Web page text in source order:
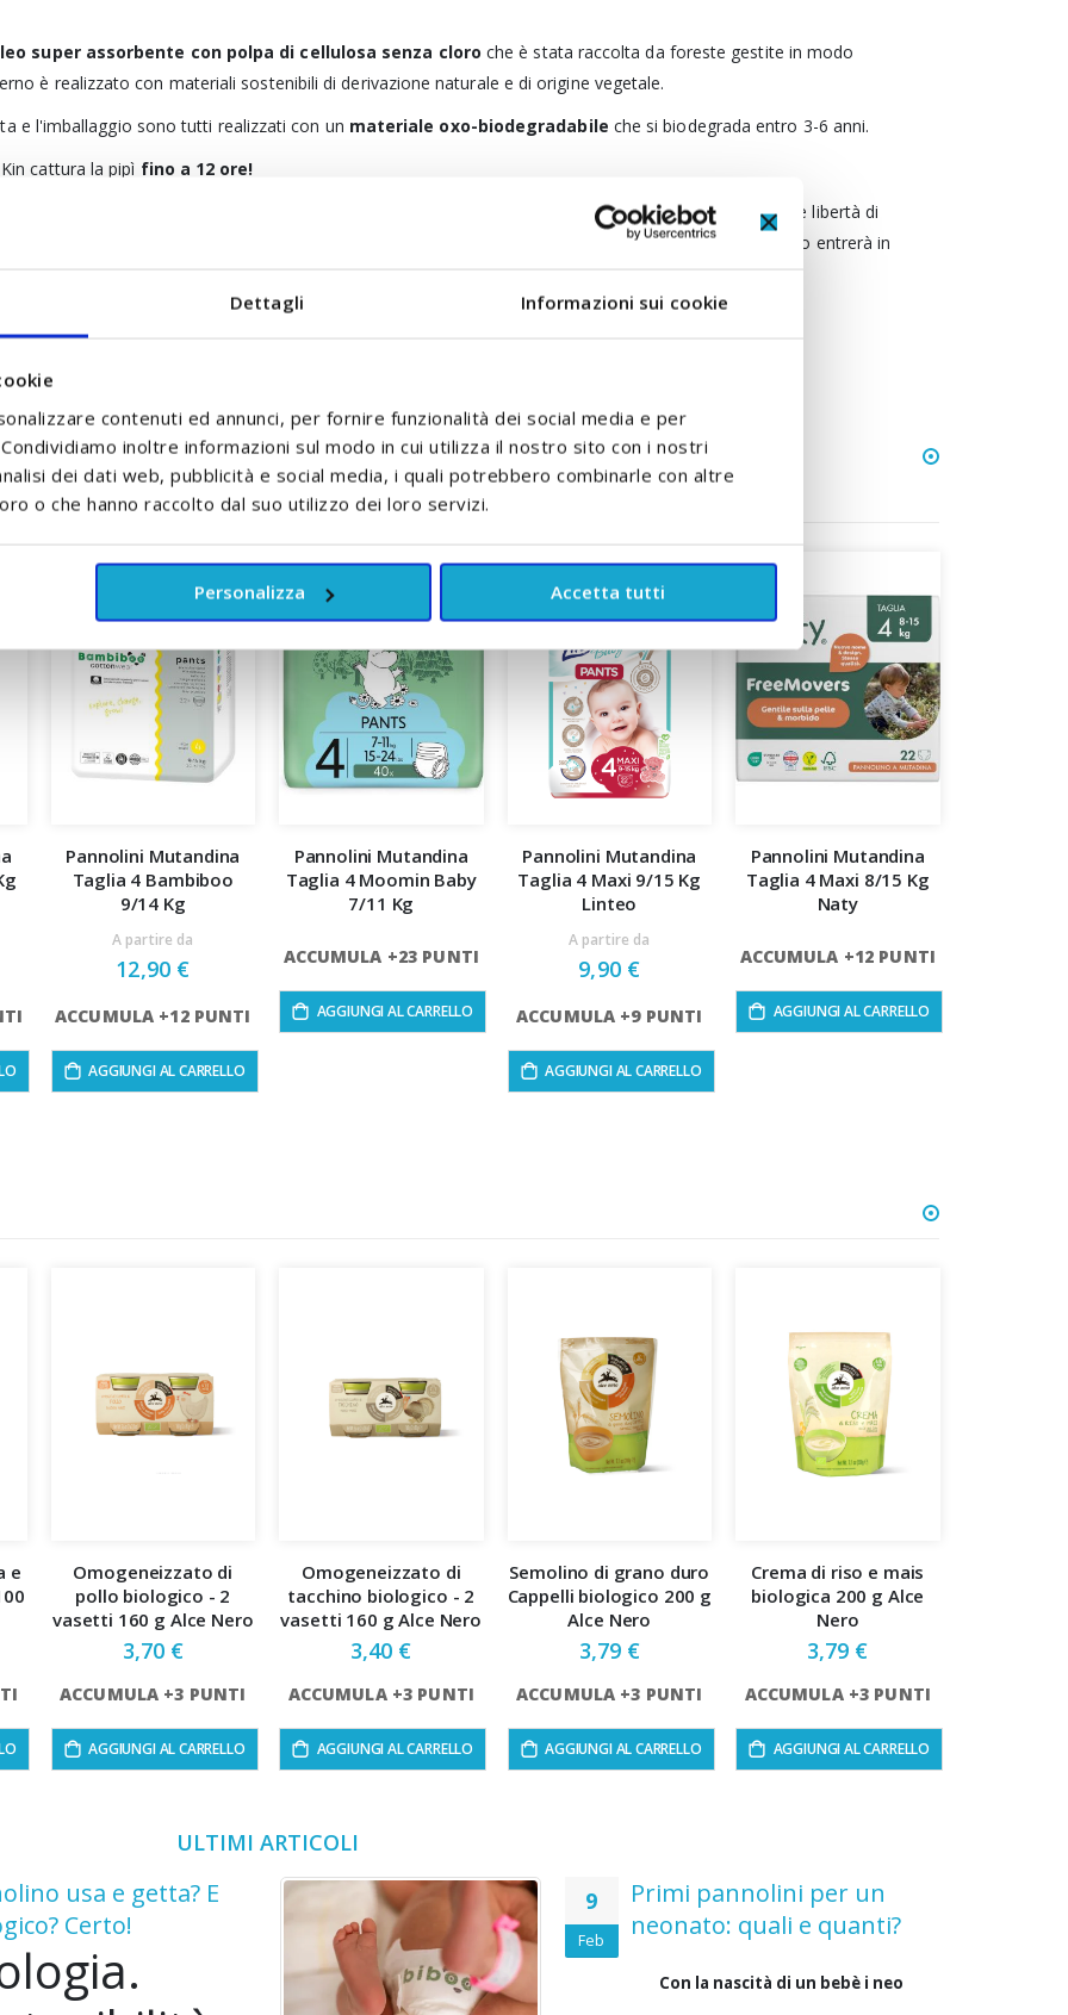
Dettagli Informazioni sui cookie
contenuti ed annunci, per fornire funzionalità dei social media e per
inoltre informazioni sul modo in cui utilizza il nostro sito con i nostri
dei dati web, pubblicità e social media, i quali potrebbero combinarle con altre
o che hanno raccolto dal suo utilizzo dei loro servizi.
Personalizza Accetta tutti
super assorbente con polpa di cellulosa senza cloro che è stata raccolta da foreste gestite in modo
è realizzato con materiali sostenibili di derivazione naturale e di origine vegetale.
e l'imballaggio sono tutti realizzati con un materiale oxo-biodegradabile che si biodegrada entro 3-6 anni.
cattura la pipì fino a 12 ore!
pannolini Kit & Kin si adattano naturalmente alla forma del corpo del tuo bambino per una maggiore libertà di
inferiore di sostanze chimiche rispetto ai pannolini tradizionali, la pelle del tuo bambino entrerà in
da problemi come eczemi ed irritazioni da pannolino.
, rendendoli super sicuri e super eleganti.
allergeni più comuni, ftalati, sbiancanti ottici (MBT, DBT, TBT).
Pannolini Mutandina
Taglia 4 Bambiboo
9/14 Kg
A partire da
12,90 €
ACCUMULA +12 PUNTI
AGGIUNGI AL CARRELLO
Pannolini Mutandina
Taglia 4 Moomin Baby
7/11 Kg
ACCUMULA +23 PUNTI
AGGIUNGI AL CARRELLO
Pannolini Mutandina
Taglia 4 Maxi 9/15 Kg
Linteo
A partire da
9,90 €
ACCUMULA +9 PUNTI
AGGIUNGI AL CARRELLO
Pannolini Mutandina
Taglia 4 Maxi 8/15 Kg
Naty
ACCUMULA +12 PUNTI
AGGIUNGI AL CARRELLO
e
Omogeneizzato di
pollo biologico - 2
vasetti 160 g Alce Nero
3,70 €
ACCUMULA +3 PUNTI
AGGIUNGI AL CARRELLO
Omogeneizzato di
tacchino biologico - 2
vasetti 160 g Alce Nero
3,40 €
ACCUMULA +3 PUNTI
AGGIUNGI AL CARRELLO
Semolino di grano duro
Cappelli biologico 200 g
Alce Nero
3,79 €
ACCUMULA +3 PUNTI
AGGIUNGI AL CARRELLO
Crema di riso e mais
biologica 200 g Alce
Nero
3,79 €
ACCUMULA +3 PUNTI
AGGIUNGI AL CARRELLO
ULTIMI ARTICOLI
usa e getta? E
Certo!
9
Feb
Primi pannolini per un
neonato: quali e quanti?
Con la nascità di un bebè i neo